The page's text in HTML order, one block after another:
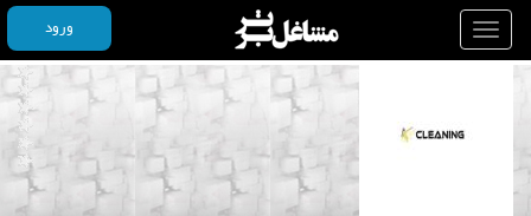
Toggle
navigation
ورود